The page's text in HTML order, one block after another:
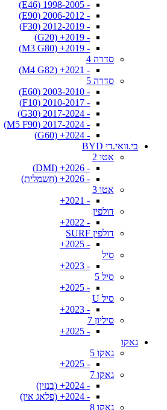
- 1998-2005 (E46)
- 2006-2012 (E90)
- 2012-2019 (F30)
- 2019+ (G20)
- 2019+ (M3 G80)
סדרה 4
- 2021+ (M4 G82)
סדרה 5
- 2003-2010 (E60)
- 2010-2017 (F10)
- 2017-2024 (G30)
- 2017-2024 (M5 F90)
- 2024+ (G60)
בי.וואי.די BYD
אטו 2
- 2026+ (DMI)
- 2026+ (חשמלית)
אטו 3
- 2021+
דולפין
- 2022+
דולפין SURF
- 2025+
סיל
- 2023+
סיל 5
- 2025+
סיל U
- 2023+
סיליון 7
- 2025+
גאקו
גאקו 5
- 2025+
גאקו 7
- 2024+ (בנזין)
- 2024+ (פלאג אין)
גאקו 8